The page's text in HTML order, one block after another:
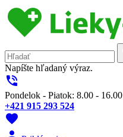
Napíšte hľadaný výraz.
phone_in_talk
Pondelok - Piatok: 8.00 - 16.00
+421 915 293 524
favorite